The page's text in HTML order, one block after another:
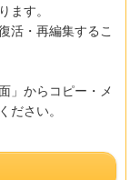
ます。
活・再編集するこ
」からコピー・メ
ださい。